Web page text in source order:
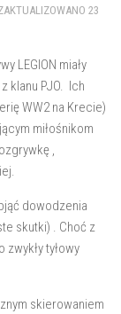
23
LEGION miały
klanu PJO. Ich
WW2 na Krecie)
miłośnikom
,
dowodzenia
skutki) . Choć z
tyłowy
skierowaniem